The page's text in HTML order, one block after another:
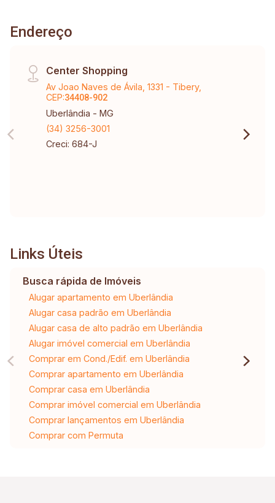
Endereço
Center Shopping
Av Joao Naves de Ávila, 1331 - Tibery,
CEP:34408-902
Uberlândia - MG
(34) 3256-3001
Creci: 684-J
Links Úteis
Busca rápida de Imóveis
Alugar apartamento em Uberlândia
Alugar casa padrão em Uberlândia
Alugar casa de alto padrão em Uberlândia
Alugar imóvel comercial em Uberlândia
Comprar em Cond./Edif. em Uberlândia
Comprar apartamento em Uberlândia
Comprar casa em Uberlândia
Comprar imóvel comercial em Uberlândia
Comprar lançamentos em Uberlândia
Comprar com Permuta